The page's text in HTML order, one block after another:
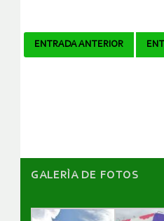
Navegador
ENTRADA ANTERIOR
GALERÌA DE FOTOS